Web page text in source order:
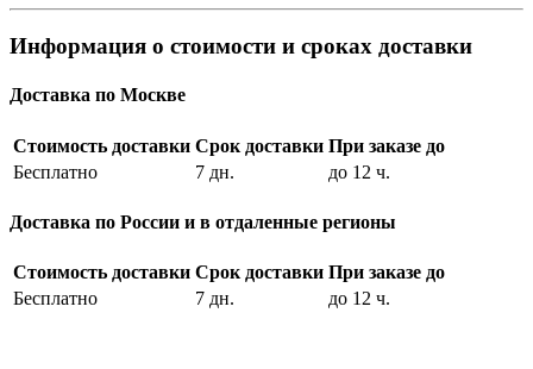
Информация о стоимости и сроках доставки
Доставка по Москве
Стоимость доставки Срок доставки При заказе до
Бесплатно
7 дн. до 12 ч.
Доставка по России и в отдаленные регионы
Стоимость доставки Срок доставки При заказе до
Бесплатно
7 дн. до 12 ч.